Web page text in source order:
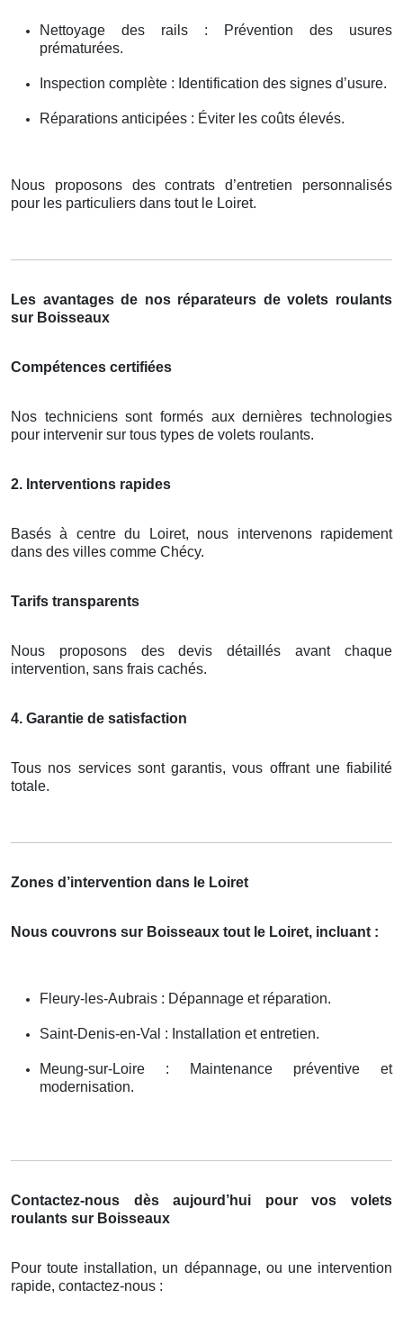
Nettoyage des rails : Prévention des usures
prématurées.
Inspection complète : Identification des signes d’usure.
Réparations anticipées : Éviter les coûts élevés.
Nous proposons des contrats d’entretien personnalisés
pour les particuliers dans tout le Loiret.
Les avantages de nos réparateurs de volets roulants
sur Boisseaux
Compétences certifiées
Nos techniciens sont formés aux dernières technologies
pour intervenir sur tous types de volets roulants.
2. Interventions rapides
Basés à centre du Loiret, nous intervenons rapidement
dans des villes comme Chécy.
Tarifs transparents
Nous proposons des devis détaillés avant chaque
intervention, sans frais cachés.
4. Garantie de satisfaction
Tous nos services sont garantis, vous offrant une fiabilité
totale.
Zones d’intervention dans le Loiret
Nous couvrons sur Boisseaux tout le Loiret, incluant :
Fleury-les-Aubrais : Dépannage et réparation.
Saint-Denis-en-Val : Installation et entretien.
Meung-sur-Loire : Maintenance préventive et
modernisation.
Contactez-nous dès aujourd’hui pour vos volets
roulants sur Boisseaux
Pour toute installation, un dépannage, ou une intervention
rapide, contactez-nous :